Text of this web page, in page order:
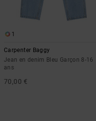
1
Carpenter Baggy
Jean en denim Bleu Garçon 8-16
ans
70,00 €